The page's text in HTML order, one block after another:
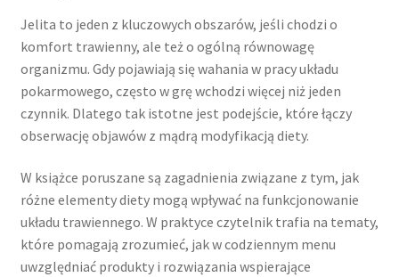
Jelita to jeden z kluczowych obszarów, jeśli chodzi o
komfort trawienny, ale też o ogólną równowagę
organizmu. Gdy pojawiają się wahania w pracy układu
pokarmowego, często w grę wchodzi więcej niż jeden
czynnik. Dlatego tak istotne jest podejście, które łączy
obserwację objawów z mądrą modyfikacją diety.
W książce poruszane są zagadnienia związane z tym, jak
różne elementy diety mogą wpływać na funkcjonowanie
układu trawiennego. W praktyce czytelnik trafia na tematy,
które pomagają zrozumieć, jak w codziennym menu
uwzględniać produkty i rozwiązania wspierające